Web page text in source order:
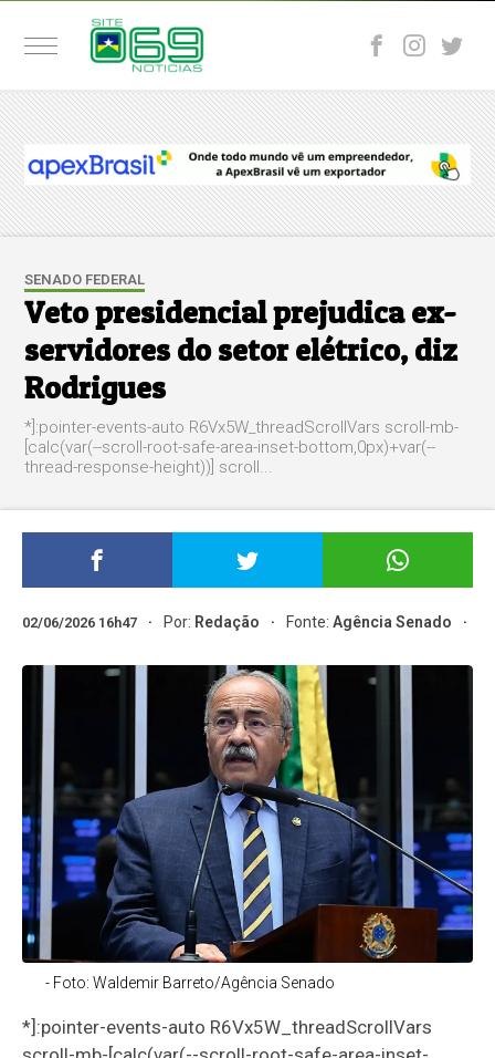
SENADO FEDERAL
Veto presidencial prejudica ex-
servidores do setor elétrico, diz
Rodrigues
*]:pointer-events-auto R6Vx5W_threadScrollVars scroll-mb-
[calc(var(--scroll-root-safe-area-inset-bottom,0px)+var(--
thread-response-height))] scroll...
02/06/2026 16h47 Por: Redação Fonte:Agência Senado
- Foto: Waldemir Barreto/Agência Senado
*]:pointer-events-auto R6Vx5W_threadScrollVars